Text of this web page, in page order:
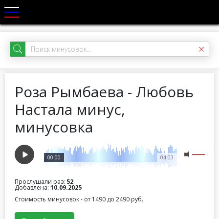
Роза Рымбаева - Любовь
Настала минус,
минусовка
04:03
00:00
Прослушали раз: 52
Добавлена: 10.09.2025
Стоимость минусовок - от 1490 до 2490 руб.